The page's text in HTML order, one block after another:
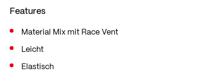
Stauraum.
Das Material wird verantwortungsvoll in der
LÖFFLER-Strickerei in Ried im Innkreis,
Oberösterreich gestrickt.
Features
Material Mix mit Race Vent
Leicht
Elastisch